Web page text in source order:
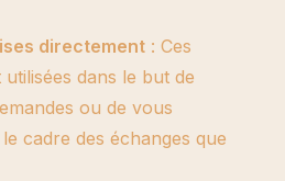
directement: Ces
dans le but de
ou de vous
cadre des échanges que